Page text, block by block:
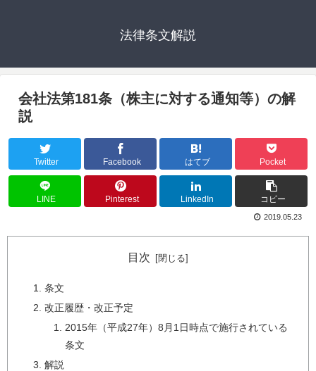
法律条文解説
会社法第181条（株主に対する通知等）の解
説
Twitter Facebook はてブ Pocket
LINE Pinterest LinkedIn コピー
2019.05.23
目次
条文
改正履歴・改正予定
2015年（平成27年）8月1日時点で施行されている
条文
解説